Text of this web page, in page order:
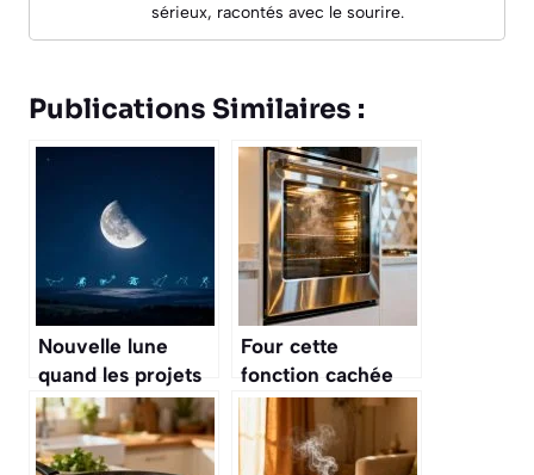
sérieux, racontés avec le sourire.
Publications Similaires :
Nouvelle lune
quand les projets
souvrent et
salignent pour les
signes du
Four cette
fonction cachée
permet de
nettoyer entre les
deux vitres sans